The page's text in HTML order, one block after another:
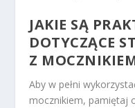
JAKIE SĄ
DOTYCZĄCE
Z
Aby w pełni
mocznikiem, pamiętaj